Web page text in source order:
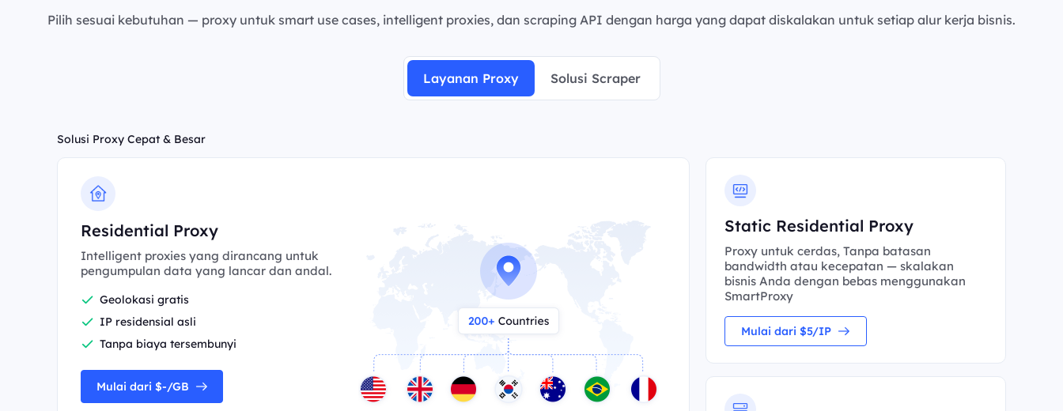
Pilih sesuai kebutuhan — proxy untuk smart use cases, intelligent proxies, dan scraping API dengan harga yang dapat diskalakan untuk setiap alur kerja bisnis.
Layanan Proxy Solusi Scraper
Solusi Proxy Cepat & Besar
Residential Proxy
Intelligent proxies yang dirancang untuk
pengumpulan data yang lancar dan andal.
Geolokasi gratis
IP residensial asli
Tanpa biaya tersembunyi
Mulai dari $-/GB
Static Residential Proxy
Proxy untuk cerdas, Tanpa batasan
bandwidth atau kecepatan — skalakan
bisnis Anda dengan bebas menggunakan
SmartProxy
Mulai dari $5/IP